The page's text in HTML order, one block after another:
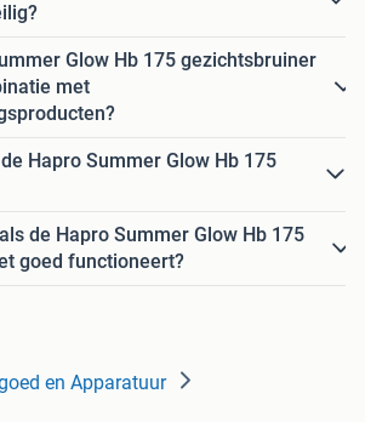
Glow Hb 175 gezichtsbruiner
met
Hapro Summer Glow Hb 175
de Hapro Summer Glow Hb 175
goed functioneert?
en Apparatuur